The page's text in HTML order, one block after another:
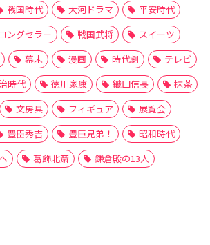
戦国時代 大河ドラマ
平安時代
ングセラー 戦国武将
スイーツ
幕末 漫画 時代劇
テレビ
時代 徳川家康 織田信長
抹茶
文房具 フィギュア
展覧会
豊臣秀吉 豊臣兄弟！
昭和時代
葛飾北斎 鎌倉殿の13人